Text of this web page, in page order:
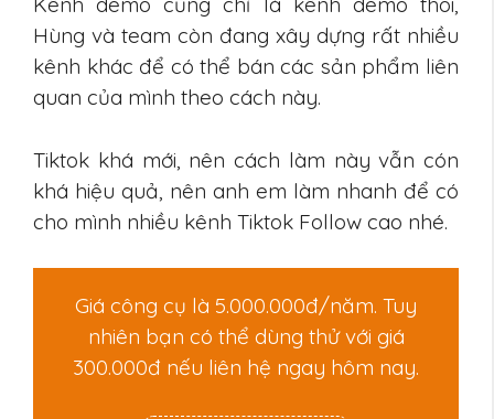
Hùng và team còn đang xây dựng rất nhiều
kênh khác để có thể bán các sản phẩm liên
quan của mình theo cách này.
Tiktok khá mới, nên cách làm này vẫn cón
khá hiệu quả, nên anh em làm nhanh để có
cho mình nhiều kênh Tiktok Follow cao nhé.
Giá công cụ là 5.000.000đ/năm. Tuy
nhiên bạn có thể dùng thử với giá
300.000đ nếu liên hệ ngay hôm nay.